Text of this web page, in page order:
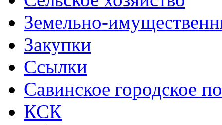
Земельно-
Закупки
Ссылки
Савинское городское
КСК